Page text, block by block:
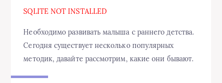
SQLITE NOT INSTALLED
Необходимо развивать малыша с раннего детства.
Сегодня существует несколько популярных
методик, давайте рассмотрим, какие они бывают.